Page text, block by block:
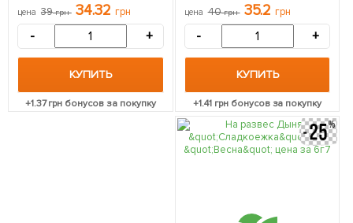
цена 39грн 34.32 грн
- +
КУПИТЬ
+1.37грн бонусов за покупку
цена 40грн 35.2 грн
- +
КУПИТЬ
+1.41грн бонусов за покупку